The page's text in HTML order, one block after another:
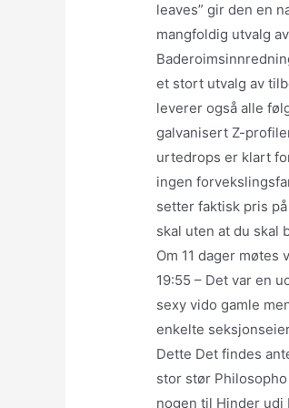
leaves” gir den en
mangfoldig utvalg
et stort utvalg av
leverer også alle
galvanisert Z-
urtedrops er klart
ingen
setter faktisk pris
skal uten at du skal
Om 11 dager møtes
19:55 – Det var en
sexy vido gamle
enkelte
Dette Det findes
stor stør
nogen til Hinder udi